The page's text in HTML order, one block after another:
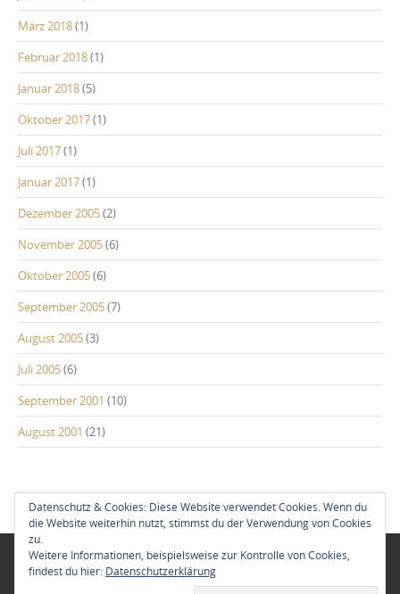
März 2018(1)
Februar 2018(1)
Januar 2018(5)
Oktober 2017(1)
Juli 2017(1)
Januar 2017(1)
Dezember 2005(2)
November 2005(6)
Oktober 2005(6)
September 2005(7)
August 2005(3)
Juli 2005(6)
September 2001 (10)
August 2001 (21)
Neu im Blog:
Azoren zum Jahreswechsel 2018/19 10. Januar 2019
Datenschutz & Cookies: Diese Website verwendet Cookies. Wenn du
die Website weiterhin nutzt, stimmst du der Verwendung von Cookies
zu.
Weitere Informationen, beispielsweise zur Kontrolle von Cookies,
findest du hier: Datenschutzerklärung